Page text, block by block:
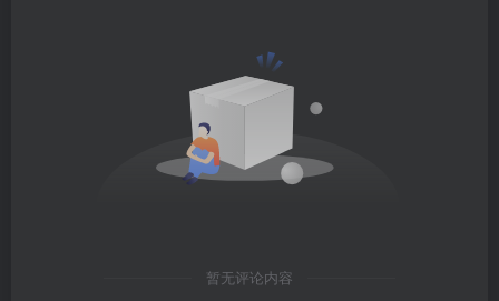
暂无评论内容